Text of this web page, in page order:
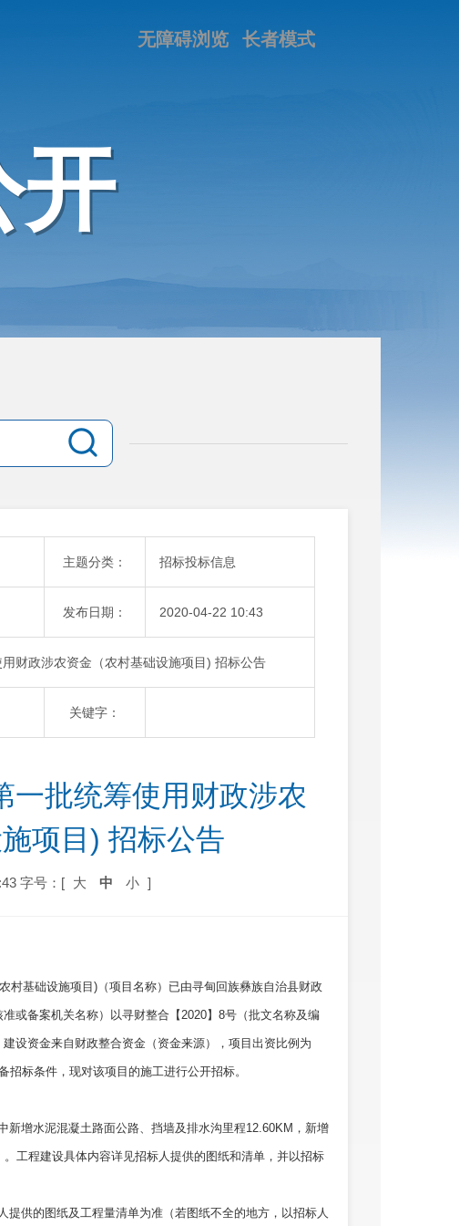
长者模式
无障碍浏览
开
主题分类： 招标投标信息
发布日期： 2020-04-22 10:43
财政涉农资金（农村基础设施项目) 招标公告
关键字：
一批统筹使用财政涉农
项目) 招标公告
字号：[ 大 中 小 ]
村基础设施项目)（项目名称）已由寻甸回族彝族自治县财政
或备案机关名称）以寻财整合【2020】8号（批文名称及编
设资金来自财政整合资金（资金来源），项目出资比例为
标条件，现对该项目的施工进行公开招标。
增水泥混凝土路面公路、挡墙及排水沟里程12.60KM，新增
工程建设具体内容详见招标人提供的图纸和清单，并以招标
供的图纸及工程量清单为准（若图纸不全的地方，以招标人